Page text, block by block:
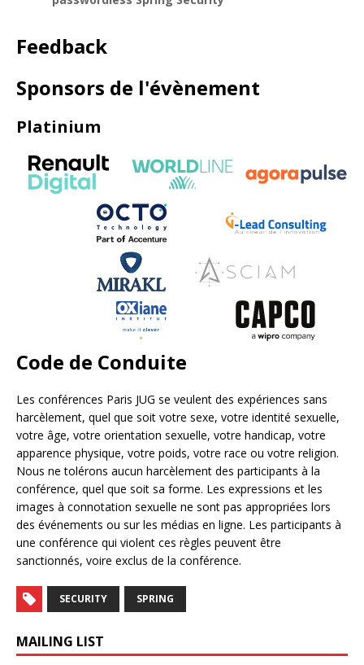
Feedback
Sponsors de l'évènement
Platinium
Code de Conduite
Les conférences Paris JUG se veulent des expériences sans
harcèlement, quel que soit votre sexe, votre identité sexuelle,
votre âge, votre orientation sexuelle, votre handicap, votre
apparence physique, votre poids, votre race ou votre religion.
Nous ne tolérons aucun harcèlement des participants à la
conférence, quel que soit sa forme. Les expressions et les
images à connotation sexuelle ne sont pas appropriées lors
des événements ou sur les médias en ligne. Les participants à
une conférence qui violent ces règles peuvent être
sanctionnés, voire exclus de la conférence.
SECURITY SPRING
MAILING LIST